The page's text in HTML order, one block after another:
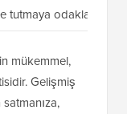
tutmaya odaklanan
mükemmel,
Gelişmiş